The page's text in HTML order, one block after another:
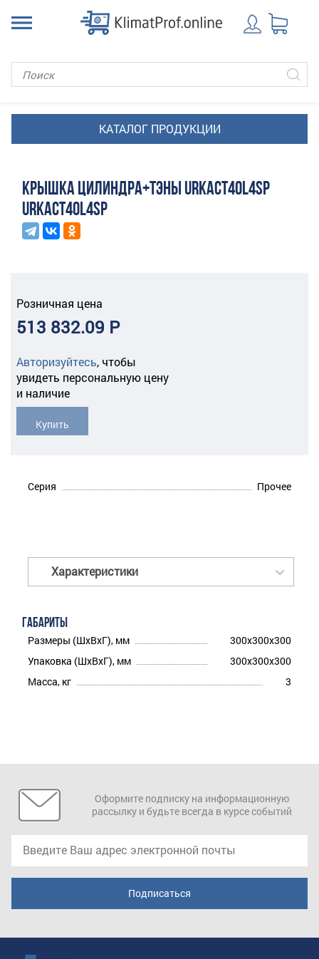
КРЫШКА ЦИЛИНДРА+ТЭНЫ URKACT40L4SP
URKACT40L4SP
Розничная цена
513 832.09 Р
Авторизуйтесь, чтобы
увидеть персональную цену
и наличие
Купить
Серия Прочее
Характеристики
ГАБАРИТЫ
Размеры (ШхВхГ), мм
300x300x300
Упаковка (ШхВхГ), мм
300x300x300
Масса, кг
3
Оформите подписку на информационную
рассылку и будьте всегда в курсе событий